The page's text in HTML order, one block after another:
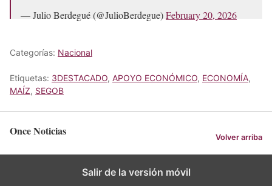
— Julio Berdegué (@JulioBerdegue)February 20, 2026
Categorías: Nacional
Etiquetas: 3DESTACADO, APOYO ECONÓMICO, ECONOMÍA,
MAÍZ, SEGOB
Once Noticias Volver arriba
Salir de la versión móvil